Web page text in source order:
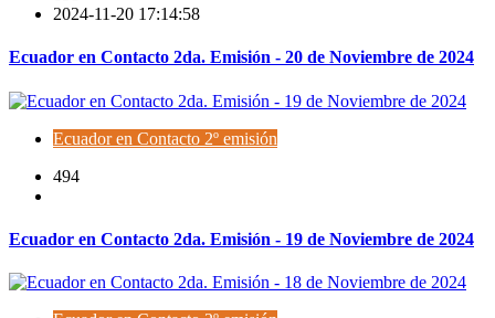
2024-11-20 17:14:58
Ecuador en Contacto 2da. Emisión - 20 de Noviembre de 2024
Ecuador en Contacto 2º emisión
494
Ecuador en Contacto 2da. Emisión - 19 de Noviembre de 2024